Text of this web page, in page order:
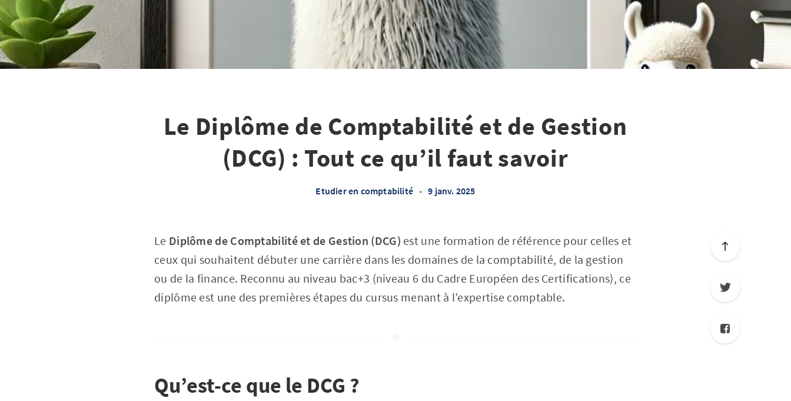
Le Diplôme de Comptabilité et de Gestion
(DCG) : Tout ce qu’il faut savoir
Etudier en comptabilité • 9 janv. 2025
Le Diplôme de Comptabilité et de Gestion (DCG) est une formation de référence pour celles et
ceux qui souhaitent débuter une carrière dans les domaines de la comptabilité, de la gestion
ou de la finance. Reconnu au niveau bac+3 (niveau 6 du Cadre Européen des Certifications), ce
diplôme est une des premières étapes du cursus menant à l’expertise comptable.
Qu’est-ce que le DCG ?